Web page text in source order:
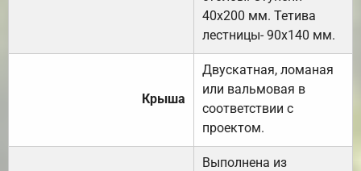
40х200 мм. Тетива
лестницы- 90х140 мм.
Крыша
Двускатная, ломаная
или вальмовая в
соответствии с
проектом.
Выполнена из